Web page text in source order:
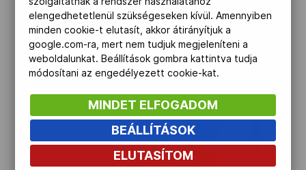
OVEP
Adatbank
elengedhetetlenül szükségeseken kívül. Amennyiben
minden cookie-t elutasít, akkor átirányítjuk a
google.com-ra, mert nem tudjuk megjeleníteni a
weboldalunkat. Beállítások gombra kattintva tudja
módosítani az engedélyezett cookie-kat.
MINDET ELFOGADOM
BEÁLLÍTÁSOK
ELUTASÍTOM